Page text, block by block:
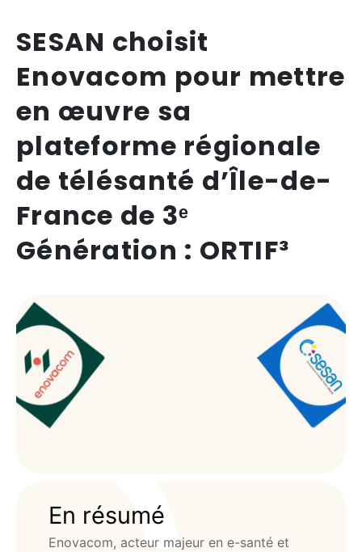
SESAN choisit
Enovacom pour mettre
en œuvre sa
plateforme régionale
de télésanté d’Île-de-
France de 3ᵉ
Génération : ORTIF³
En résumé
Enovacom, acteur majeur en e-santé et